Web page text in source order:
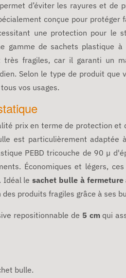
d’éviter les rayures et de
conçue pour
une protection pour le
gamme de sachets plastique
très fragiles, car il garanti un
Selon le type de produit que
vos usages.
prix en terme de protection
est particulièrement adaptée
PEBD tricouche de 90 µ
Économiques et légers, ces
Idéal lesachet bulle à fermeture
produits fragiles grâce à ses
repositionnable de 5 cmqui
bulle.